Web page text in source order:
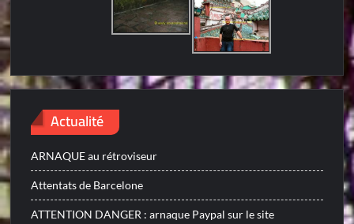
Actualité
ARNAQUE au rétroviseur
Attentats de Barcelone
ATTENTION DANGER : arnaque Paypal sur le site